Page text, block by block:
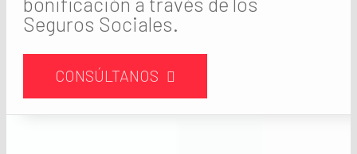
Seguros Sociales.
CONSÚLTANOS